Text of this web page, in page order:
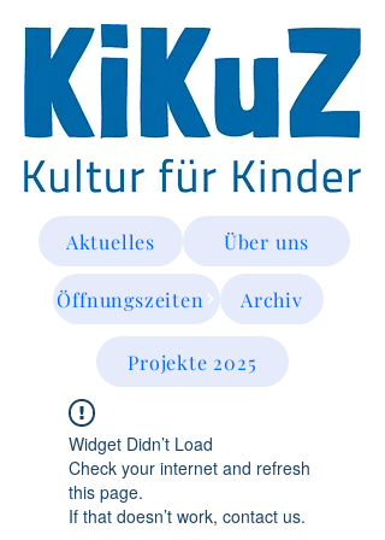
Archiv
Über uns
Aktuelles
Öffnungszeiten
Projekte 2025
Widget Didn’t Load
Check your internet and refresh
this page.
If that doesn’t work, contact us.